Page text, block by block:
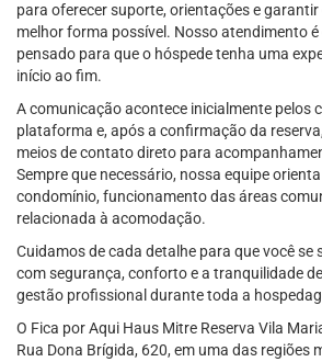
para oferecer suporte, orientações e
melhor forma possível. Nosso atendimento
pensado para que o hóspede tenha uma
início ao fim.
A comunicação acontece inicialmente pelos
plataforma e, após a confirmação da
meios de contato direto para
Sempre que necessário, nossa equipe
condomínio, funcionamento das áreas
relacionada à acomodação.
Cuidamos de cada detalhe para que você se
com segurança, conforto e a tranquilidade
gestão profissional durante toda a
O Fica por Aqui Haus Mitre Reserva Vila
Rua Dona Brígida, 620, em uma das regiões